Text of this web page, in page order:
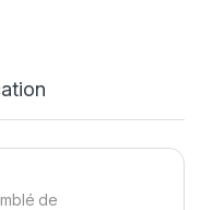
de